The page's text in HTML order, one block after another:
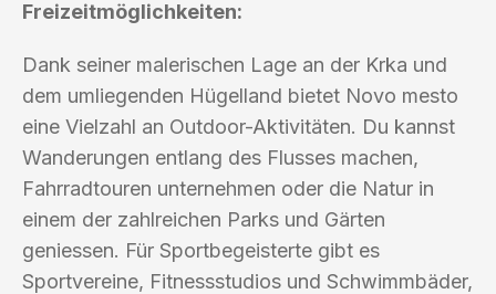
Freizeitmöglichkeiten:
Dank seiner malerischen Lage an der Krka und
dem umliegenden Hügelland bietet Novo mesto
eine Vielzahl an Outdoor-Aktivitäten. Du kannst
Wanderungen entlang des Flusses machen,
Fahrradtouren unternehmen oder die Natur in
einem der zahlreichen Parks und Gärten
geniessen. Für Sportbegeisterte gibt es
Sportvereine, Fitnessstudios und Schwimmbäder,